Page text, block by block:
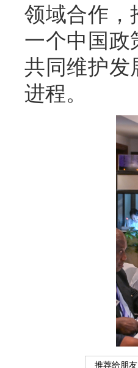
领域合作，
一个中国政
共同维护发
进程。
推荐给朋友